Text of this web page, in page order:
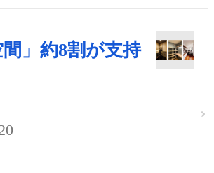
間」約8割が支持